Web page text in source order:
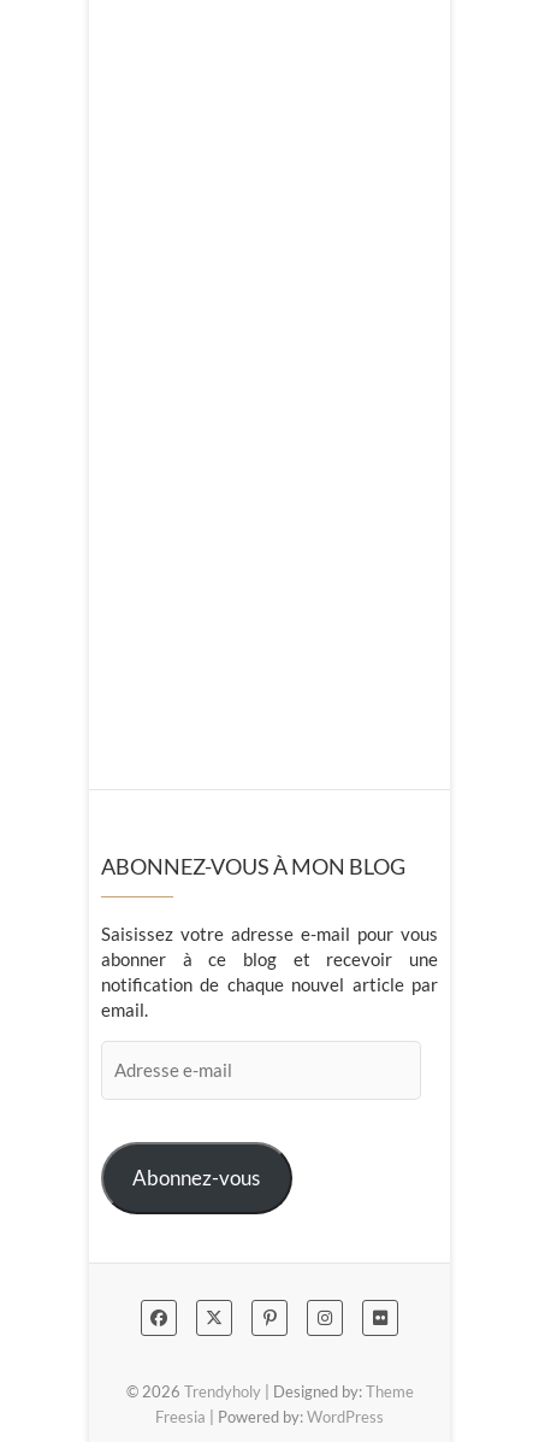
ABONNEZ-VOUS À MON BLOG
Saisissez votre adresse e-mail pour vous
abonner à ce blog et recevoir une
notification de chaque nouvel article par
email.
e-
mail
Abonnez-vous
© 2026 Trendyholy| Designed by:Theme
Freesia | Powered by:WordPress